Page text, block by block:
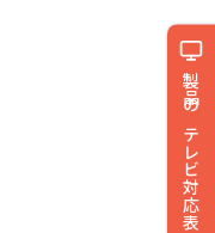
製品のテレビ対応表